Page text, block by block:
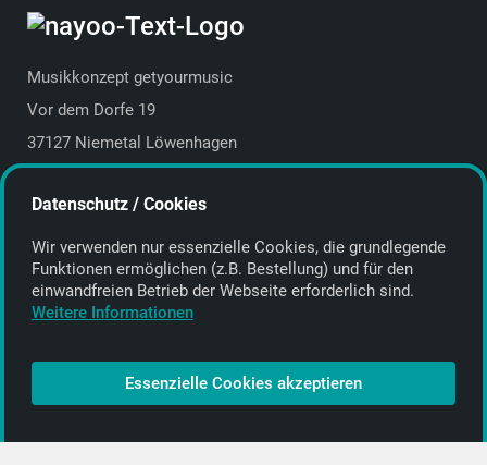
Musikkonzept getyourmusic
Vor dem Dorfe 19
37127 Niemetal Löwenhagen
E-Mail:info@getyourmusic.de
Alle Informationen
Kontakt
CD-Anbieter werden
CD-Anbieter-Login
Datenschutz / Cookies
Wir verwenden nur essenzielle Cookies, die grund­legende
Funktionen ermöglichen (z.B. Bestellung) und für den
einwand­freien Betrieb der Webseite erforderlich sind.
Weitere Informationen
Essenzielle Cookies akzeptieren